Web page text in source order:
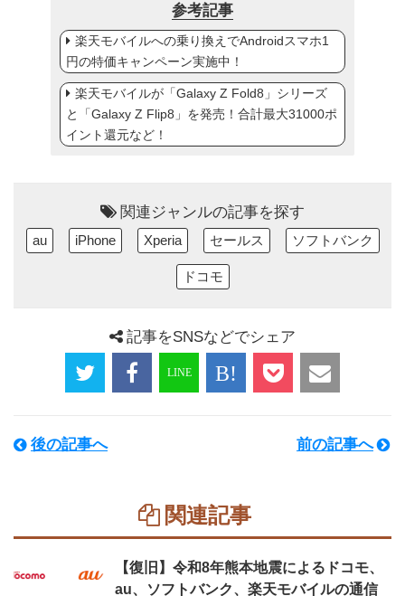
参考記事
楽天モバイルへの乗り換えでAndroidスマホ1
円の特価キャンペーン実施中！
楽天モバイルが「Galaxy Z Fold8」シリーズ
と「Galaxy Z Flip8」を発売！合計最大31000ポ
イント還元など！
関連ジャンルの記事を探す
au iPhone Xperia セールス ソフトバンク
ドコモ
記事をSNSなどでシェア
後の記事へ 前の記事へ
関連記事
【復旧】令和8年熊本地震によるドコモ、
au、ソフトバンク、楽天モバイルの通信